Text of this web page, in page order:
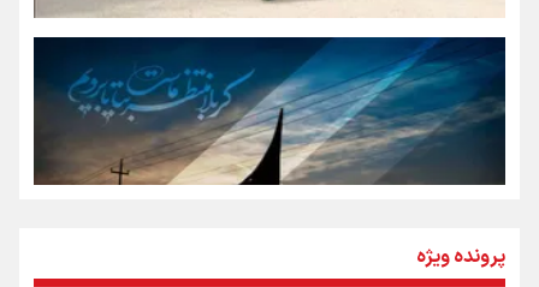
جمله‌ای که بغض چهارماهه را شکست؛ «آهای مردم، آقا از
تهران رفتند»
سه حسرتی که به دلم ماند
پرونده ویژه